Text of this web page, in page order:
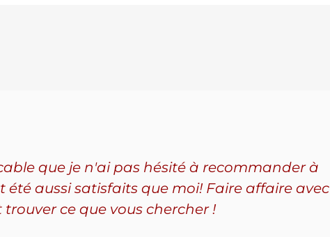
que je n'ai pas hésité à recommander à
été aussi satisfaits que moi! Faire affaire avec
trouver ce que vous chercher !